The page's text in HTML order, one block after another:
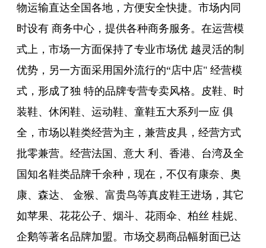
物运输直达全国各地，方便安全快捷。市场内同
时设有 商务中心，提供各种商务服务。在运营模
式上，市场一方面保持了专业市场优 越灵活的制
优势，另一方面采用国外流行的“店中店" 经营模
式，形成了独 特的品牌专营专卖风格。皮鞋、时
装鞋、休闲鞋、运动鞋、童鞋五大系列一应 俱
全，市场以鞋类经营为主，兼营皮具，经营方式
批零兼营。经营法国、意大 利、香港、台湾及全
国知名鞋类品牌千余种，现在，不仅有康奈、奥
康、森达、 金猴、富贵鸟等真皮鞋王进场，其它
如苹果、花花公子、烟斗、花雨伞、柏丝 桂妮、
企鹅等著名品牌加盟。市场交易商品幅射面已达